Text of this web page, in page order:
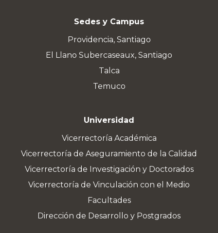
Sedes y Campus
Providencia, Santiago
El Llano Subercaseaux, Santiago
Talca
Temuco
Universidad
Vicerrectoría Académica
Vicerrectoría de Aseguramiento de la Calidad
Vicerrectoría de Investigación y Doctorados
Vicerrectoría de Vinculación con el Medio
Facultades
Dirección de Desarrollo y Postgrados